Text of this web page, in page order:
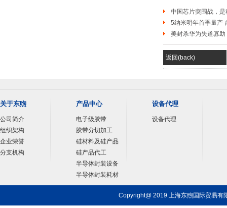
中国芯片突围战，
5纳米明年首季量产
美封杀华为失道寡
返回(back)
关于东煦
公司简介
组织架构
企业荣誉
分支机构
产品中心
电子级胶带
胶带分切加工
硅材料及硅产品
硅产品代工
半导体封装设备
半导体封装耗材
设备代理
设备代理
Copyright@ 2019 上海东煦国际贸易